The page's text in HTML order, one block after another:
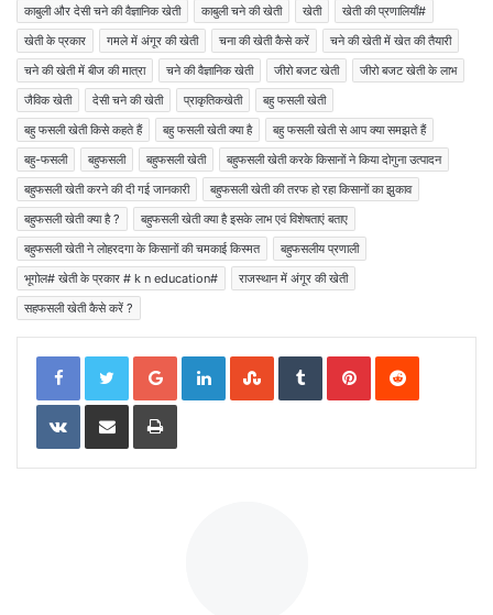
काबुली और देसी चने की वैज्ञानिक खेती
काबुली चने की खेती खेती
खेती की प्रणालियाँ#
खेती के प्रकार
गमले में अंगूर की खेती चना की खेती कैसे करें
चने की खेती में खेत की तैयारी
चने की खेती में बीज की मात्रा
चने की वैज्ञानिक खेती जीरो बजट खेती
जीरो बजट खेती के लाभ
जैविक खेती
देसी चने की खेती प्राकृतिकखेती
बहु फसली खेती
बहु फसली खेती किसे कहते हैं
बहु फसली खेती क्या है
बहु फसली खेती से आप क्या समझते हैं
बहु-फसली
बहुफसली बहुफसली खेती
बहुफसली खेती करके किसानों ने किया दोगुना उत्पादन
बहुफसली खेती करने की दी गई जानकारी
बहुफसली खेती की तरफ हो रहा किसानों का झुकाव
बहुफसली खेती क्या है ?
बहुफसली खेती क्या है इसके लाभ एवं विशेषताएं बताए
बहुफसली खेती ने लोहरदगा के किसानों की चमकाई किस्मत
बहुफसलीय प्रणाली
भूगोल# खेती के प्रकार # k n education#
राजस्थान में अंगूर की खेती
सहफसली खेती कैसे करें ?
Google+LinkedInStumbleUpon
TumblrPinterestReddit
VKontakte
Share via Email Print